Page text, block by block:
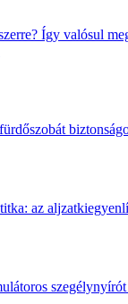
Így valósul
az
szegélynyírót